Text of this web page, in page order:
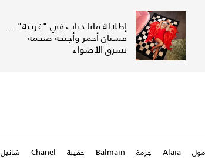
إطلالة مايا دياب في "غريبة"...
فستان أحمر وأجنحة ضخمة
تسرق الأضواء
Alaia جزمة Balmain حقيبة Chanel شانيل